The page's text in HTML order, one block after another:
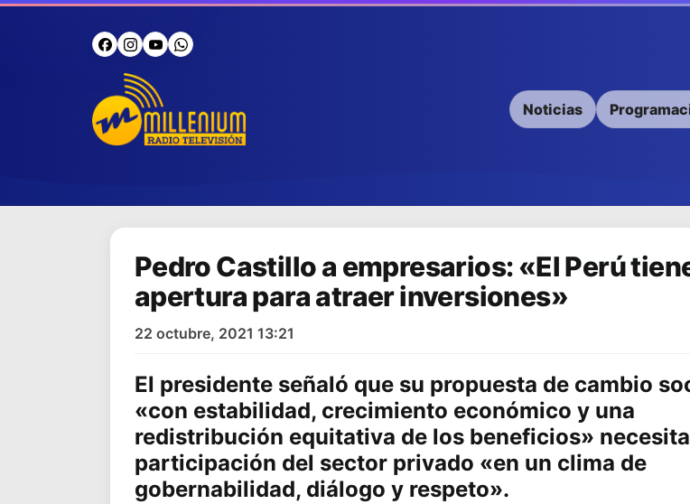
Noticias
Pedro Castillo a empresarios: «El Perú
apertura para atraer inversiones»
22 octubre, 2021 13:21
El presidente señaló que su propuesta de cambio
«con estabilidad, crecimiento económico y una
redistribución equitativa de los beneficios»
participación del sector privado «en un clima de
gobernabilidad, diálogo y respeto».